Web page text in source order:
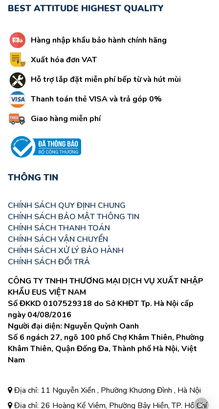
BEST ATTITUDE HIGHEST QUALITY
Hàng nhập khẩu bảo hành chính hãng
Xuất hóa đơn VAT
Hỗ trợ lắp đặt miễn phí bếp từ và hút mùi
Thanh toán thẻ VISA và trả góp 0%
Giao hàng miễn phí
THÔNG TIN
CHÍNH SÁCH QUY ĐỊNH CHUNG
CHÍNH SÁCH BẢO MẬT THÔNG TIN
CHÍNH SÁCH THANH TOÁN
CHÍNH SÁCH VẬN CHUYỂN
CHÍNH SÁCH XỬ LÝ BẢO HÀNH
CHÍNH SÁCH ĐỔI TRẢ
CÔNG TY TNHH THƯƠNG MẠI DỊCH VỤ XUẤT NHẬP
KHẨU EUS VIỆT NAM
Số ĐKKD 0107529318 do Sở KHĐT Tp. Hà Nội cấp
ngày 04/08/2016
Người đại diện: Nguyễn Quỳnh Oanh
Số 6 ngách 27, ngõ 100 phố Chợ Khâm Thiên, Phường
Khâm Thiên, Quận Đống Đa, Thành phố Hà Nội, Việt
Nam
Địa chỉ: 11 Nguyễn Xiển , Phường Khương Đình , Hà Nội
Địa chỉ: 26 Hoàng Kế Viêm, Phường Bảy Hiền, TP. Hồ Chí